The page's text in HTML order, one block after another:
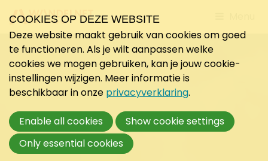
to
COOKIES OP DEZE WEBSITE
Deze website maakt gebruik van cookies om goed
te functioneren. Als je wilt aanpassen welke
cookies we mogen gebruiken, kan je jouw cookie-
instellingen wijzigen. Meer informatie is
beschikbaar in onze privacyverklaring.
Enable all cookies
Show cookie settings
Only essential cookies